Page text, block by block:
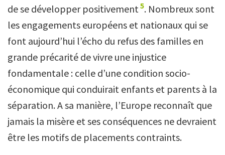
de se développer positivement5. Nombreux sont
les engagements européens et nationaux qui se
font aujourd’hui l’écho du refus des familles en
grande précarité de vivre une injustice
fondamentale : celle d’une condition socio-
économique qui conduirait enfants et parents à la
séparation. A sa manière, l’Europe reconnaît que
jamais la misère et ses conséquences ne devraient
être les motifs de placements contraints.